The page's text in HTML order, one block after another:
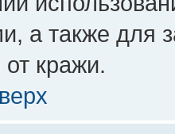
а также для
от кражи.